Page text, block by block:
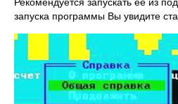
запуска программы Вы увидите